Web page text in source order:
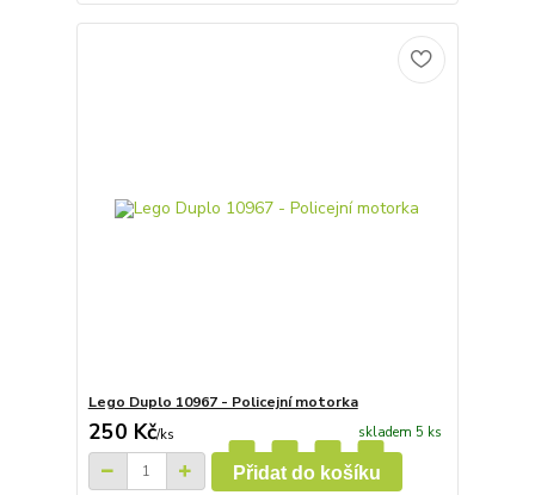
Lego Duplo 10967 - Policejní motorka
250 Kč/ks skladem 5 ks
Přidat do košíku